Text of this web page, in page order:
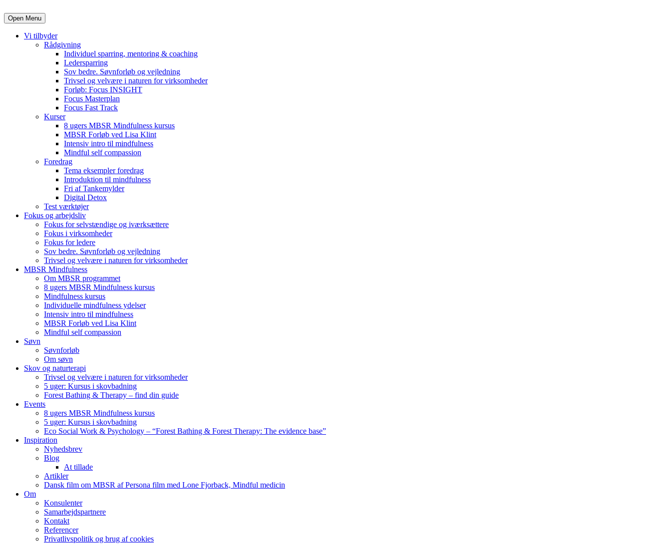
Open Menu
Vi tilbyder
Rådgivning
Individuel sparring, mentoring & coaching
Ledersparring
Sov bedre. Søvnforløb og vejledning
Trivsel og velvære i naturen for virksomheder
Forløb: Focus INSIGHT
Focus Masterplan
Focus Fast Track
Kurser
8 ugers MBSR Mindfulness kursus
MBSR Forløb ved Lisa Klint
Intensiv intro til mindfulness
Mindful self compassion
Foredrag
Tema eksempler foredrag
Introduktion til mindfulness
Fri af Tankemylder
Digital Detox
Test værktøjer
Fokus og arbejdsliv
Fokus for selvstændige og iværksættere
Fokus i virksomheder
Fokus for ledere
Sov bedre. Søvnforløb og vejledning
Trivsel og velvære i naturen for virksomheder
MBSR Mindfulness
Om MBSR programmet
8 ugers MBSR Mindfulness kursus
Mindfulness kursus
Individuelle mindfulness ydelser
Intensiv intro til mindfulness
MBSR Forløb ved Lisa Klint
Mindful self compassion
Søvn
Søvnforløb
Om søvn
Skov og naturterapi
Trivsel og velvære i naturen for virksomheder
5 uger: Kursus i skovbadning
Forest Bathing & Therapy – find din guide
Events
8 ugers MBSR Mindfulness kursus
5 uger: Kursus i skovbadning
Eco Social Work & Psychology – “Forest Bathing & Forest Therapy: The evidence base”
Inspiration
Nyhedsbrev
Blog
At tillade
Artikler
Dansk film om MBSR af Persona film med Lone Fjorback, Mindful medicin
Om
Konsulenter
Samarbejdspartnere
Kontakt
Referencer
Privatlivspolitik og brug af cookies